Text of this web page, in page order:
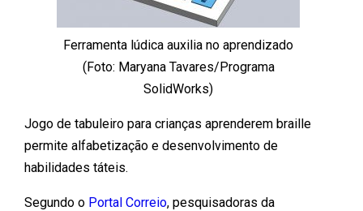
Ferramenta lúdica auxilia no aprendizado
(Foto: Maryana Tavares/Programa
SolidWorks)
Jogo de tabuleiro para crianças aprenderem braille
permite alfabetização e desenvolvimento de
habilidades táteis.
Segundo o Portal Correio, pesquisadoras da